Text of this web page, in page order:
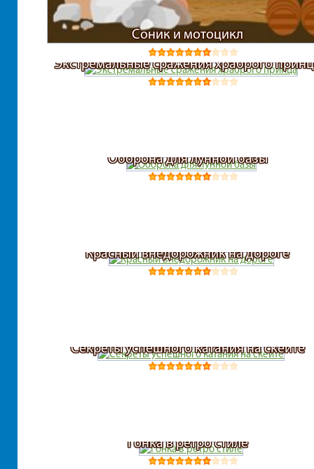
Соник и мотоцикл
Экстремальные сражения храброго
Оборона для лунной базы
Красный внедорожник на дороге
Секреты успешного катания на скейте
Гонка в ретро стиле